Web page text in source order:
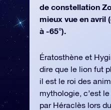
de constellation
mieux vue en avril
à -65°).
Ératosthène et
dire que le lion fut
il est le roi des
mythologie, c’est
par Héraclès lors